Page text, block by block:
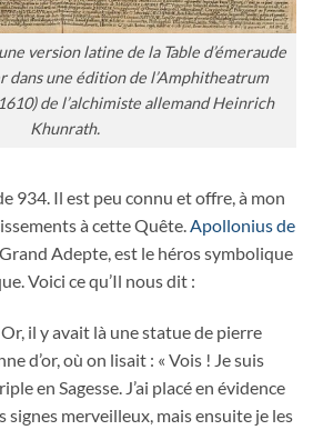
version latine de la Table d’émeraude
dans une édition de l’Amphitheatrum
de l’alchimiste allemand Heinrich
Khunrath.
934. Il est peu connu et offre, à mon
à cette Quête.Apollonius de
Adepte, est le héros symbolique
Voici ce qu’Il nous dit :
il y avait là une statue de pierre
d’or, où on lisait : « Vois ! Je suis
en Sagesse. J’ai placé en évidence
signes merveilleux, mais ensuite je les